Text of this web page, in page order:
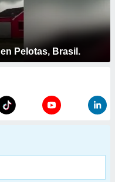
Pelotas, Brasil.